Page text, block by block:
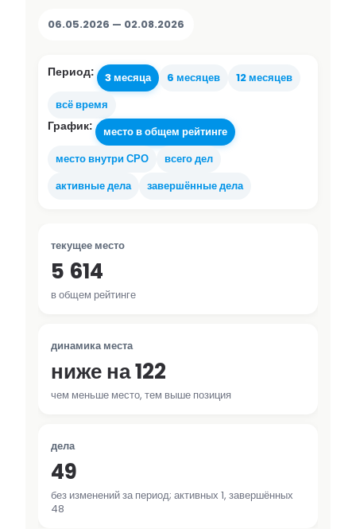
06.05.2026 — 02.08.2026
Период: 3 месяца 6 месяцев
12 месяцев
всё время
График:
место в общем рейтинге
место внутри СРО
всего дел
активные дела
завершённые дела
текущее место
5 614
в общем рейтинге
динамика места
ниже на 122
чем меньше место, тем выше позиция
дела
49
без изменений за период; активных 1, завершённых
48